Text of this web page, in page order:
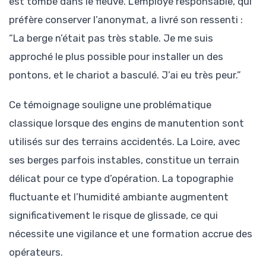
préfère conserver l’anonymat, a livré son ressenti :
“La berge n’était pas très stable. Je me suis
approché le plus possible pour installer un des
pontons, et le chariot a basculé. J’ai eu très peur.”
Ce témoignage souligne une problématique
classique lorsque des engins de manutention sont
utilisés sur des terrains accidentés. La Loire, avec
ses berges parfois instables, constitue un terrain
délicat pour ce type d’opération. La topographie
fluctuante et l’humidité ambiante augmentent
significativement le risque de glissade, ce qui
nécessite une vigilance et une formation accrue des
opérateurs.